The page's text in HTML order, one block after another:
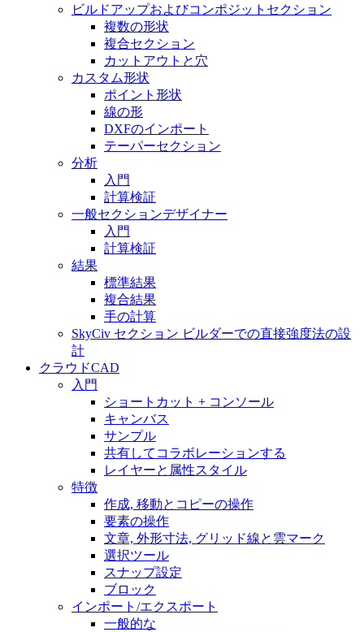
ビルドアップおよびコンポジットセクション
複数の形状
複合セクション
カットアウトと穴
カスタム形状
ポイント形状
線の形
DXFのインポート
テーパーセクション
分析
入門
計算検証
一般セクションデザイナー
入門
計算検証
結果
標準結果
複合結果
手の計算
SkyCiv セクション ビルダーでの直接強度法の設
計
クラウドCAD
入門
ショートカット + コンソール
キャンバス
サンプル
共有してコラボレーションする
レイヤーと属性スタイル
特徴
作成, 移動とコピーの操作
要素の操作
文章, 外形寸法, グリッド線と雲マーク
選択ツール
スナップ設定
ブロック
インポート/エクスポート
一般的な